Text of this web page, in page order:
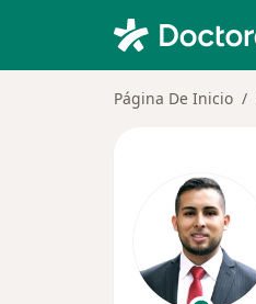
Página De Inicio